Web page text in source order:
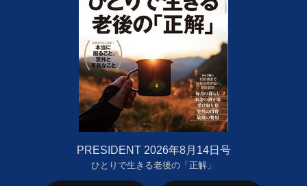
PRESIDENT 2026年8月14日号
ひとりで生きる老後の「正解」